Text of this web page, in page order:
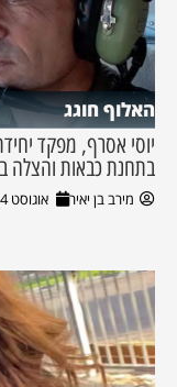
האלוף חוגג
יוסי אסרף, מפקד
בתחנת כבאות והצלה
מירב בן יאיר אוגוסט 4, 2026